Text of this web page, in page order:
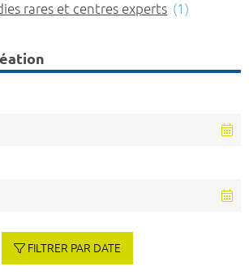
rares et centres experts (1)
FILTRER PAR DATE